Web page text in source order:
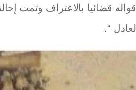
أقواله قضائيا بالاعتراف وتمت
العادل “.